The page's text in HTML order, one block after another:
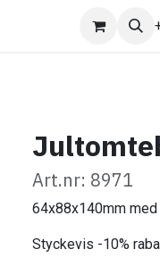
Art.nr: 8971
64x88x140mm med
Styckevis -10%